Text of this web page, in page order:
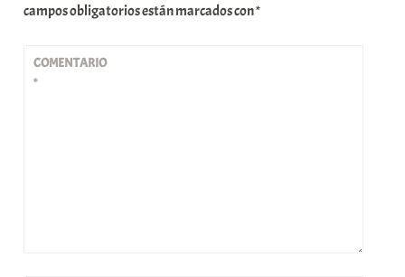
campos obligatorios están marcados con*
COMENTARIO
*